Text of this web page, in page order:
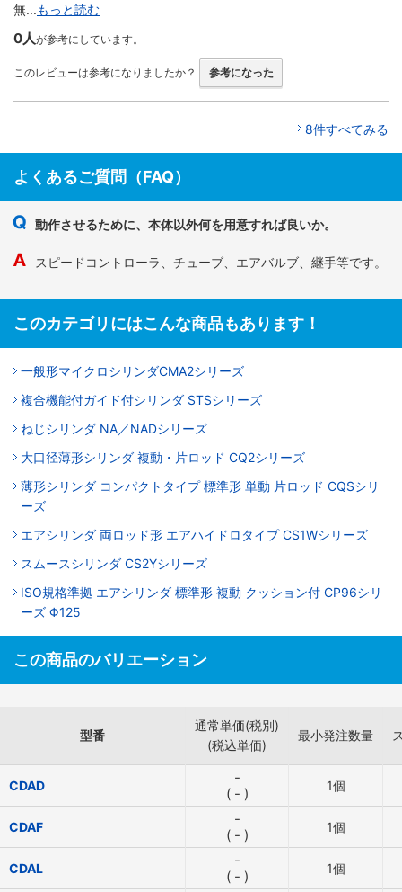
無...もっと読む
0人が参考にしています。
このレビューは参考になりましたか？ 参考になった
8件すべてみる
よくあるご質問（FAQ）
動作させるために、本体以外何を用意すれば良いか。
スピードコントローラ、チューブ、エアバルブ、継手等です。
このカテゴリにはこんな商品もあります！
一般形マイクロシリンダCMA2シリーズ
複合機能付ガイド付シリンダ STSシリーズ
ねじシリンダ NA／NADシリーズ
大口径薄形シリンダ 複動・片ロッド CQ2シリーズ
薄形シリンダ コンパクトタイプ 標準形 単動 片ロッド CQSシリ
ーズ
エアシリンダ 両ロッド形 エアハイドロタイプ CS1Wシリーズ
スムースシリンダ CS2Yシリーズ
ISO規格準拠 エアシリンダ 標準形 複動 クッション付 CP96シリ
ーズ Φ125
この商品のバリエーション
型番
通常単価(税別)
(税込単価)
最小発注数量
CDAD
-
( - ) 1個
CDAF
-
( - ) 1個
CDAL
-
( - ) 1個